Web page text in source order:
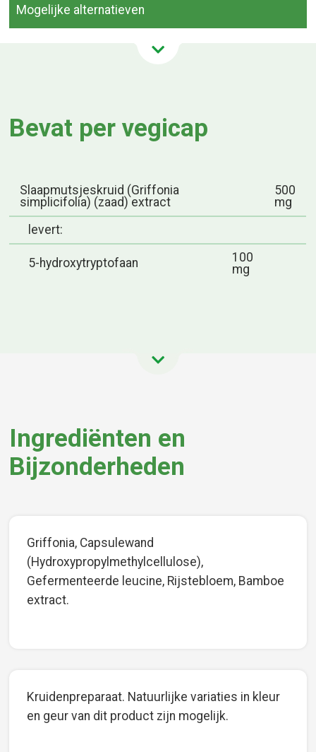
Mogelijke alternatieven
Bevat per vegicap
Slaapmutsjeskruid (Griffonia
simplicifolia) (zaad) extract
500
mg
levert:
5-hydroxytryptofaan
100
mg
Ingrediënten en
Bijzonderheden
Griffonia, Capsulewand
(Hydroxypropylmethylcellulose),
Gefermenteerde leucine, Rijstebloem, Bamboe
extract.
Kruidenpreparaat. Natuurlijke variaties in kleur
en geur van dit product zijn mogelijk.